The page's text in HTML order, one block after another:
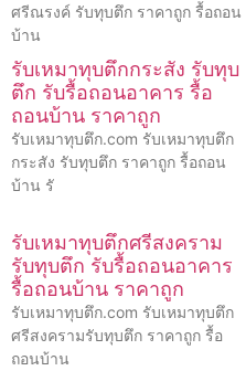
ศรีณรงค์ รับทุบตึก ราคาถูก รื้อถอน
บ้าน
รับเหมาทุบตึกกระสัง รับทุบ
ตึก รับรื้อถอนอาคาร รื้อ
ถอนบ้าน ราคาถูก
รับเหมาทุบตึก.com รับเหมาทุบตึก
กระสัง รับทุบตึก ราคาถูก รื้อถอน
บ้าน รั
รับเหมาทุบตึกศรีสงคราม
รับทุบตึก รับรื้อถอนอาคาร
รื้อถอนบ้าน ราคาถูก
รับเหมาทุบตึก.com รับเหมาทุบตึก
ศรีสงครามรับทุบตึก ราคาถูก รื้อ
ถอนบ้าน